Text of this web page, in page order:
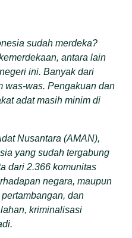
sudah merdeka?
antara lain
ini. Banyak dari
was-was. Pengakuan dan
adat masih minim di
Nusantara (AMAN),
yang sudah tergabung
dari 2.366 komunitas
negara, maupun
dan
kriminalisasi